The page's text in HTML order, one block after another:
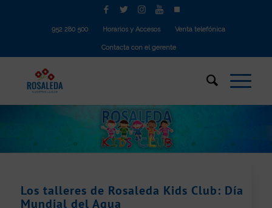
952 280 500 Horarios y Accesos Venta telefónica
Contacta con el gerente
Los talleres de Rosaleda Kids Club: Día
Mundial del Agua